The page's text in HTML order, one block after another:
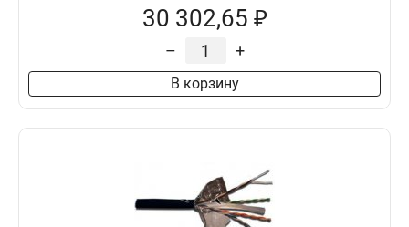
30 302,65 ₽
– +
В корзину